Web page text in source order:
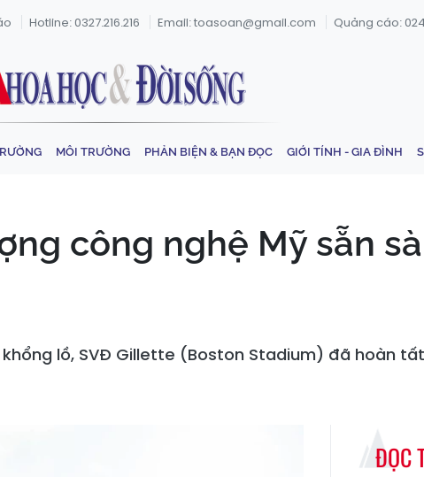
Hotline: 0327.216.216 Email: toasoan@gmail.com Quảng cáo:
MÔI TRƯỜNG PHẢN BIỆN & BẠN ĐỌC GIỚI TÍNH - GIA ĐÌNH
công nghệ Mỹ sẵn
khổng lồ, SVĐ Gillette (Boston Stadium) đã hoàn
ĐỌC